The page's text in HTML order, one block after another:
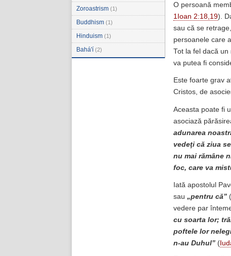
Zoroastrism (1)
Buddhism (1)
Hinduism (1)
Bahá'í (2)
O persoană
1Ioan 2:18,19).
sau că se
persoanele care
Tot la fel dacă
va putea fi
Este foarte grav
Cristos, de
Aceasta poate fi
asociază
adunarea
vedeţi că ziua
nu mai rămâne
foc, care va
Iată apostolul
sau „pentru că”
vedere par
cu soarta lor;
poftele lor
n-au Duhul” (